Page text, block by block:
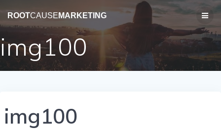
テ
へ
ス
ROOTCAUSE MARKETING
img100
img100